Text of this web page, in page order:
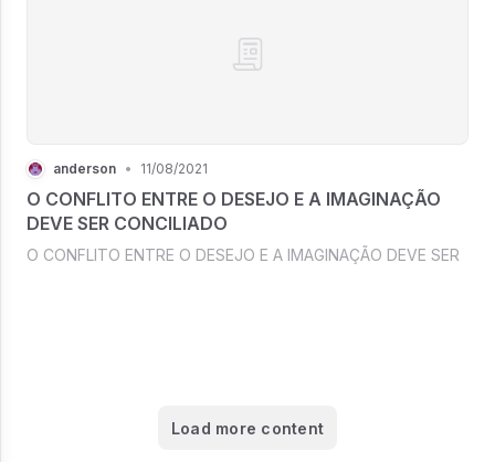
anderson • 11/08/2021
O CONFLITO ENTRE O DESEJO E A IMAGINAÇÃO
DEVE SER CONCILIADO
O CONFLITO ENTRE O DESEJO E A IMAGINAÇÃO DEVE SER
Load more content